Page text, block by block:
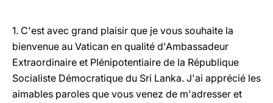
1. C'est avec grand plaisir que je vous souhaite la
bienvenue au Vatican en qualité d'Ambassadeur
Extraordinaire et Plénipotentiaire de la République
Socialiste Démocratique du Sri Lanka. J'ai apprécié les
aimables paroles que vous venez de m'adresser et